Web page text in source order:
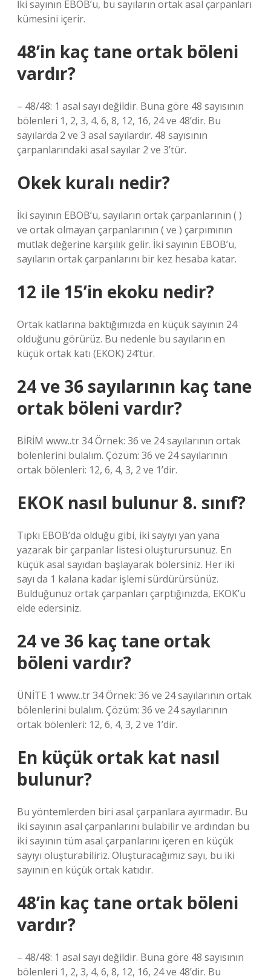
İki sayının EBOB’u, bu sayıların ortak asal çarpanları
kümesini içerir.
48’in kaç tane ortak böleni
vardır?
– 48/48: 1 asal sayı değildir. Buna göre 48 sayısının
bölenleri 1, 2, 3, 4, 6, 8, 12, 16, 24 ve 48’dir. Bu
sayılarda 2 ve 3 asal sayılardır. 48 sayısının
çarpanlarındaki asal sayılar 2 ve 3’tür.
Okek kuralı nedir?
İki sayının EBOB’u, sayıların ortak çarpanlarının ( )
ve ortak olmayan çarpanlarının ( ve ) çarpımının
mutlak değerine karşılık gelir. İki sayının EBOB’u,
sayıların ortak çarpanlarını bir kez hesaba katar.
12 ile 15’in ekoku nedir?
Ortak katlarına baktığımızda en küçük sayının 24
olduğunu görürüz. Bu nedenle bu sayıların en
küçük ortak katı (EKOK) 24’tür.
24 ve 36 sayılarının kaç tane
ortak böleni vardır?
BİRİM www..tr 34 Örnek: 36 ve 24 sayılarının ortak
bölenlerini bulalım. Çözüm: 36 ve 24 sayılarının
ortak bölenleri: 12, 6, 4, 3, 2 ve 1’dir.
EKOK nasıl bulunur 8. sınıf?
Tıpkı EBOB’da olduğu gibi, iki sayıyı yan yana
yazarak bir çarpanlar listesi oluşturursunuz. En
küçük asal sayıdan başlayarak bölersiniz. Her iki
sayı da 1 kalana kadar işlemi sürdürürsünüz.
Bulduğunuz ortak çarpanları çarptığınızda, EKOK’u
elde edersiniz.
24 ve 36 kaç tane ortak
böleni vardır?
ÜNİTE 1 www..tr 34 Örnek: 36 ve 24 sayılarının ortak
bölenlerini bulalım. Çözüm: 36 ve 24 sayılarının
ortak bölenleri: 12, 6, 4, 3, 2 ve 1’dir.
En küçük ortak kat nasıl
bulunur?
Bu yöntemlerden biri asal çarpanlara ayırmadır. Bu
iki sayının asal çarpanlarını bulabilir ve ardından bu
iki sayının tüm asal çarpanlarını içeren en küçük
sayıyı oluşturabiliriz. Oluşturacağımız sayı, bu iki
sayının en küçük ortak katıdır.
48’in kaç tane ortak böleni
vardır?
– 48/48: 1 asal sayı değildir. Buna göre 48 sayısının
bölenleri 1, 2, 3, 4, 6, 8, 12, 16, 24 ve 48’dir. Bu